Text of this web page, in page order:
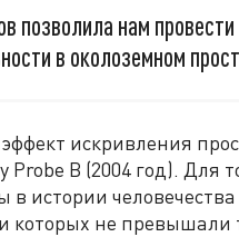
позволила нам
в околоземном
искривления
B (2004 год). Для
в истории
которых не